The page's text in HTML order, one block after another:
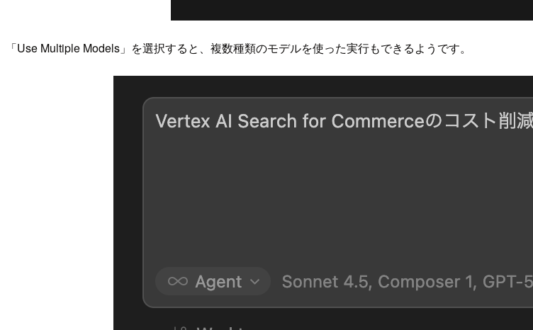
「Use Multiple Models」を選択すると、複数種類のモデルを使った実行もできるようです。